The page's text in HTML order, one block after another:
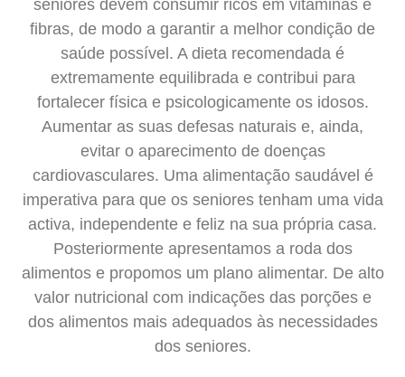
seniores devem consumir ricos em vitaminas e
fibras, de modo a garantir a melhor condição de
saúde possível. A dieta recomendada é
extremamente equilibrada e contribui para
fortalecer física e psicologicamente os idosos.
Aumentar as suas defesas naturais e, ainda,
evitar o aparecimento de doenças
cardiovasculares. Uma alimentação saudável é
imperativa para que os seniores tenham uma vida
activa, independente e feliz na sua própria casa.
Posteriormente apresentamos a roda dos
alimentos e propomos um plano alimentar. De alto
valor nutricional com indicações das porções e
dos alimentos mais adequados às necessidades
dos seniores.